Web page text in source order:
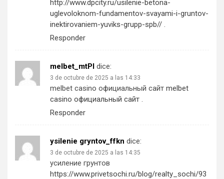
http://www.dpcity.ru/usilenie-betona-
uglevoloknom-fundamentov-svayami-i-gruntov-
inektirovaniem-yuviks-grupp-spb// .
Responder
melbet_mtPl dice:
3 de octubre de 2025 a las 14:33
melbet casino официальный сайт melbet
casino официальный сайт .
Responder
ysilenie gryntov_ffkn dice:
3 de octubre de 2025 a las 14:35
усиление грунтов
https://www.privetsochi.ru/blog/realty_sochi/93